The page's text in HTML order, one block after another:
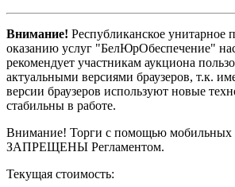
Внимание! Республиканское унитарное
оказанию услуг "БелЮрОбеспечение"
рекомендует участникам аукциона
актуальными версиями браузеров, т.к.
версии браузеров используют новые
стабильны в работе.
Внимание! Торги с помощью мобильных
ЗАПРЕЩЕНЫ Регламентом.
Текущая стоимость: